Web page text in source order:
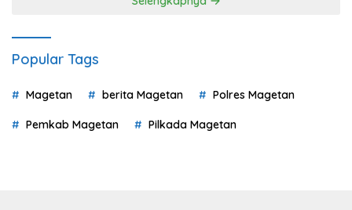
Popular Tags
Magetan berita Magetan Polres Magetan
Pemkab Magetan Pilkada Magetan